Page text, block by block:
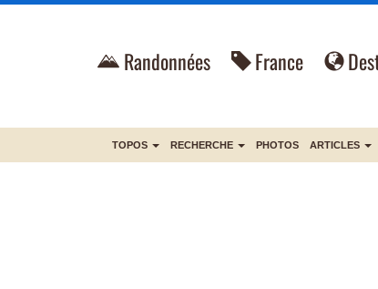
Randonnées France
TOPOS RECHERCHE PHOTOS ARTICLES